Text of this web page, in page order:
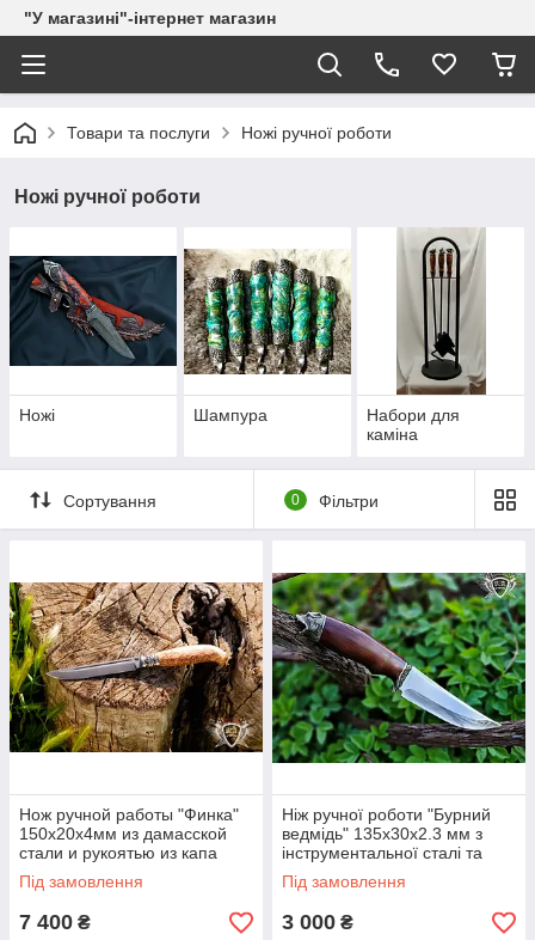
"У магазині"-інтернет магазин
Товари та послуги Ножі ручної роботи
Ножі ручної роботи
Ножі Шампура
Набори для
каміна
Сортування 0 Фільтри
Нож ручной работы "Финка"
150х20х4мм из дамасской
стали и рукоятью из капа
клена
Під замовлення
7 400 ₴
Ніж ручної роботи "Бурний
ведмідь" 135х30х2.3 мм з
інструментальної сталі та
колодкою з грабу
Під замовлення
3 000 ₴